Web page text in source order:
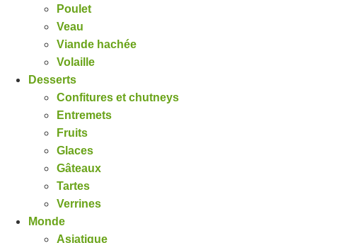
Poulet
Veau
Viande hachée
Volaille
Desserts
Confitures et chutneys
Entremets
Fruits
Glaces
Gâteaux
Tartes
Verrines
Monde
Asiatique